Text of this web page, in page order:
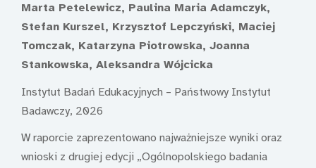
Marta Petelewicz, Paulina Maria Adamczyk,
Stefan Kurszel, Krzysztof Lepczyński, Maciej
Tomczak, Katarzyna Piotrowska, Joanna
Stankowska, Aleksandra Wójcicka
Instytut Badań Edukacyjnych – Państwowy Instytut
Badawczy, 2026
W raporcie zaprezentowano najważniejsze wyniki oraz
wnioski z drugiej edycji „Ogólnopolskiego badania